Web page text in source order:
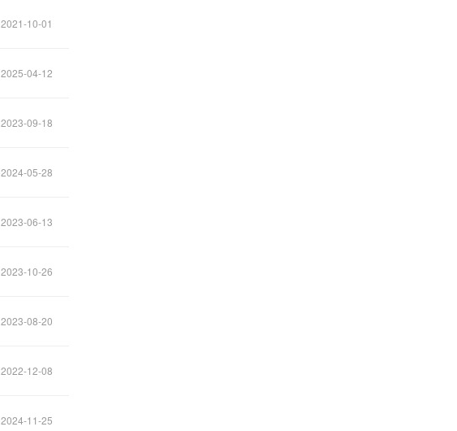
2021-10-01
2025-04-12
2023-09-18
2024-05-28
2023-06-13
2023-10-26
2023-08-20
2022-12-08
2024-11-25